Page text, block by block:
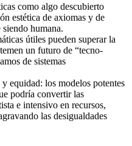
como algo descubierto
estética de axiomas y de
siendo humana.
útiles pueden superar la
un futuro de “tecno-
de sistemas
equidad: los modelos potentes
podría convertir las
e intensivo en recursos,
las desigualdades